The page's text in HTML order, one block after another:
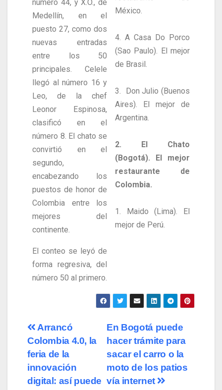
número 44, y X.O., de
Medellín, en el
puesto 27, como dos
nuevas entradas
entre los 50
principales. Celele
llegó al número 16 y
Leo, de la chef
Leonor Espinosa,
clasificó en el
número 8. El chato se
convirtió en el
segundo,
encabezando los
puestos de honor de
Colombia entre los
mejores del
continente.
El conteo se leyó de
forma regresiva, del
número 50 al primero.
México.
4. A Casa Do Porco
(Sao Paulo). El mejor
de Brasil.
3. Don Julio (Buenos
Aires). El mejor de
Argentina.
2. El Chato
(Bogotá). El mejor
restaurante de
Colombia.
1. Maido (Lima). El
mejor de Perú.
En Bogotá puede
hacer trámite para
sacar el carro o la
moto de los patios
vía internet
Arrancó
Colombia 4.0, la
feria de la
innovación
digital: así puede